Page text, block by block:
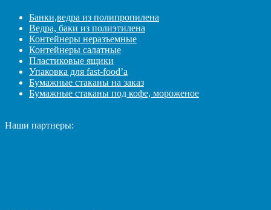
Банки,ведра из полипропилена
Ведра, баки из полиэтилена
Контейнеры неразъемные
Контейнеры салатные
Пластиковые ящики
Упаковка для fast-food’а
Бумажные стаканы на заказ
Бумажные стаканы под кофе, мороженое
Наши партнеры: